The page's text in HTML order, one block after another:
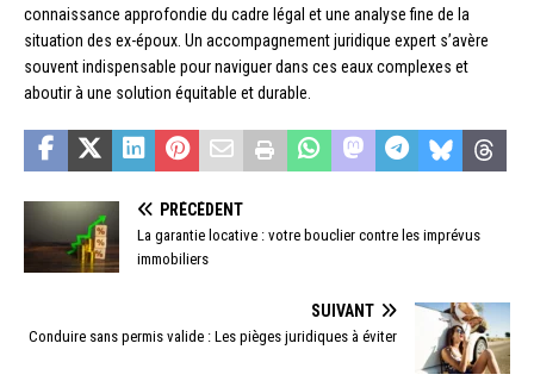
connaissance approfondie du cadre légal et une analyse fine de la
situation des ex-époux. Un accompagnement juridique expert s’avère
souvent indispensable pour naviguer dans ces eaux complexes et
aboutir à une solution équitable et durable.
PRÉCÉDENT
La garantie locative : votre bouclier contre les imprévus
immobiliers
SUIVANT
Conduire sans permis valide : Les pièges juridiques à éviter